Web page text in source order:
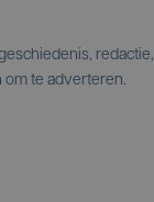
redactie,
om te adverteren.